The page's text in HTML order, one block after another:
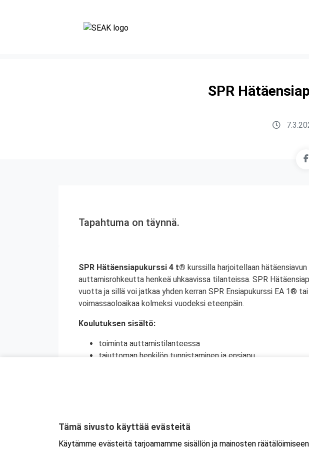
SPR
Tapahtuma on täynnä.
SPR Hätäensiapukurssi 4 t® kurssilla harjoitellaan
auttamisrohkeutta henkeä uhkaavissa tilanteissa. SPR
vuotta ja sillä voi jatkaa yhden kerran SPR Ensiapukurssi EA 1®
voimassaoloaikaa kolmeksi vuodeksi eteenpäin.
Koulutuksen sisältö:
toiminta auttamistilanteessa
tajuttoman henkilön tunnistaminen ja ensiapu
Tämä sivusto käyttää evästeitä
Käytämme evästeitä tarjoamamme sisällön ja mainosten